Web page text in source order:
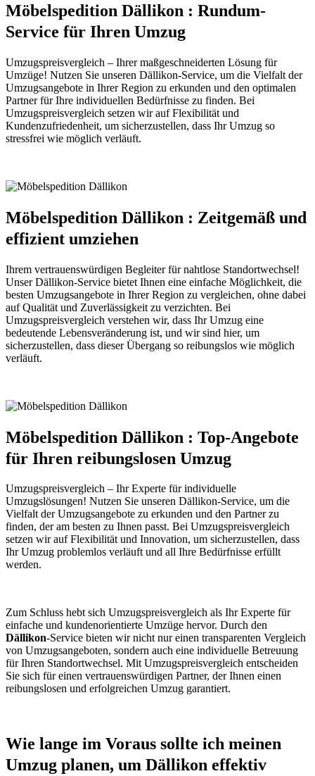
Möbelspedition Dällikon : Rundum-
Service für Ihren Umzug
Umzugspreisvergleich – Ihrer maßgeschneiderten Lösung für
Umzüge! Nutzen Sie unseren Dällikon-Service, um die Vielfalt der
Umzugsangebote in Ihrer Region zu erkunden und den optimalen
Partner für Ihre individuellen Bedürfnisse zu finden. Bei
Umzugspreisvergleich setzen wir auf Flexibilität und
Kundenzufriedenheit, um sicherzustellen, dass Ihr Umzug so
stressfrei wie möglich verläuft.
Möbelspedition Dällikon : Zeitgemäß und
effizient umziehen
Ihrem vertrauenswürdigen Begleiter für nahtlose Standortwechsel!
Unser Dällikon-Service bietet Ihnen eine einfache Möglichkeit, die
besten Umzugsangebote in Ihrer Region zu vergleichen, ohne dabei
auf Qualität und Zuverlässigkeit zu verzichten. Bei
Umzugspreisvergleich verstehen wir, dass Ihr Umzug eine
bedeutende Lebensveränderung ist, und wir sind hier, um
sicherzustellen, dass dieser Übergang so reibungslos wie möglich
verläuft.
Möbelspedition Dällikon : Top-Angebote
für Ihren reibungslosen Umzug
Umzugspreisvergleich – Ihr Experte für individuelle
Umzugslösungen! Nutzen Sie unseren Dällikon-Service, um die
Vielfalt der Umzugsangebote zu erkunden und den Partner zu
finden, der am besten zu Ihnen passt. Bei Umzugspreisvergleich
setzen wir auf Flexibilität und Innovation, um sicherzustellen, dass
Ihr Umzug problemlos verläuft und all Ihre Bedürfnisse erfüllt
werden.
Zum Schluss hebt sich Umzugspreisvergleich als Ihr Experte für
einfache und kundenorientierte Umzüge hervor. Durch den
Dällikon-Service bieten wir nicht nur einen transparenten Vergleich
von Umzugsangeboten, sondern auch eine individuelle Betreuung
für Ihren Standortwechsel. Mit Umzugspreisvergleich entscheiden
Sie sich für einen vertrauenswürdigen Partner, der Ihnen einen
reibungslosen und erfolgreichen Umzug garantiert.
Wie lange im Voraus sollte ich meinen
Umzug planen, um Dällikon effektiv